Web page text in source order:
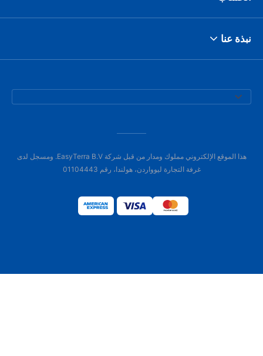
نبذة عنا
هذا الموقع الإلكتروني مملوك ومدار من قبل شركة EasyTerra B.V. ومسجل لدى
غرفة التجارة ليوواردن، هولندا، رقم 01104443